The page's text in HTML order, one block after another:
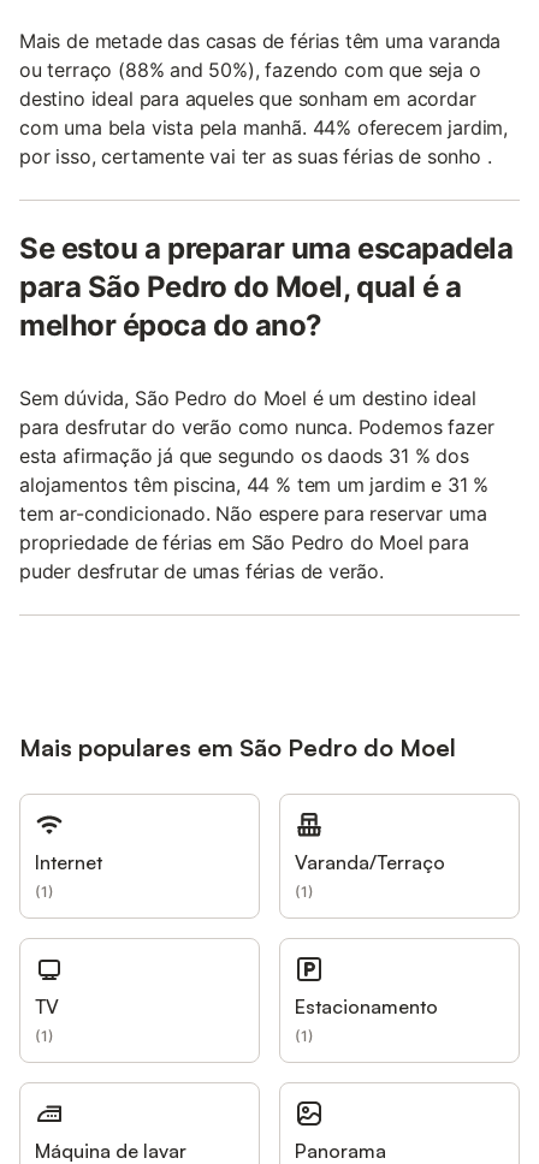
Mais de metade das casas de férias têm uma varanda
ou terraço (88% and 50%), fazendo com que seja o
destino ideal para aqueles que sonham em acordar
com uma bela vista pela manhã. 44% oferecem jardim,
por isso, certamente vai ter as suas férias de sonho .
Se estou a preparar uma escapadela
para São Pedro do Moel, qual é a
melhor época do ano?
Sem dúvida, São Pedro do Moel é um destino ideal
para desfrutar do verão como nunca. Podemos fazer
esta afirmação já que segundo os daods 31 % dos
alojamentos têm piscina, 44 % tem um jardim e 31 %
tem ar-condicionado. Não espere para reservar uma
propriedade de férias em São Pedro do Moel para
puder desfrutar de umas férias de verão.
Mais populares em São Pedro do Moel
Internet
(1)
Varanda/Terraço
(1)
TV
(1)
Estacionamento
(1)
Máquina de lavar Panorama